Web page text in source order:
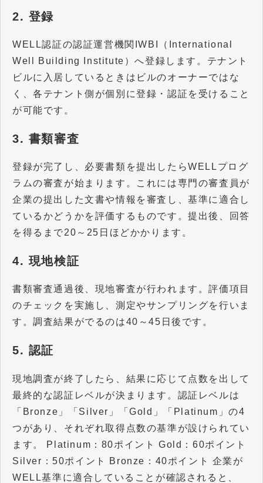
2. 登録
WELL認証の認証運営機関IWBI（International
Well Building Institute）へ登録します。テナント
ビルに入居しているときはビルのオーナーではな
く、各テナント側が個別に登録・認証を受けること
が可能です。
3. 書類審査
登録が完了し、必要書類を提出したらWELLプログ
ラムの審査が始まります。これには専門の審査員が
企業の提出した文書や情報を審査し、基準に適合し
ているかどうかを評価するものです。提出後、回答
を得るまで20～25日ほどかかります。
4. 現地検証
書類審査通過後、現地審査が行われます。評価項目
のチェックを実施し、測定やサンプリングを行いま
す。調査結果がでるのは40～45日後です。
5. 認証
現地調査が終了したら、結果に応じて点数を出して
最終的な認証レベルが決まります。認証レベルは
「Bronze」「Silver」「Gold」「Platinum」の4
つがあり、それぞれ取得点数の基準が設けられてい
ます。 Platinum：80ポイント Gold：60ポイント
Silver：50ポイント Bronze：40ポイント 企業が
WELL基準に適合していることが確認されると、